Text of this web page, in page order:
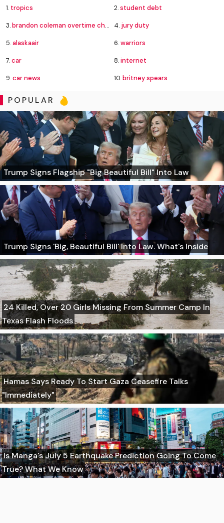
1. tropics 2.student debt
3.brandon coleman overtime charges 4. jury duty
5.alaskaair 6.warriors
7.car 8.internet
9.car news 10.britney spears
POPULAR
Trump Signs Flagship "Big Beautiful Bill" Into Law
Trump Signs 'Big, Beautiful Bill' Into Law. What's Inside
24 Killed, Over 20 Girls Missing From Summer Camp In
Texas Flash Floods
Hamas Says Ready To Start Gaza Ceasefire Talks
"Immediately"
Is Manga's July 5 Earthquake Prediction Going To Come
True? What We Know